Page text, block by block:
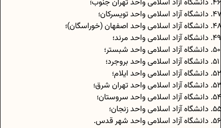
دانشگاه آزاد اسلامی واحد تهران جنوب؛
دانشگاه آزاد اسلامی واحد تویسرکان؛
دانشگاه آزاد اسلامی واحد اصفهان (خوراسگان)؛
دانشگاه آزاد اسلامی واحد مرند؛
دانشگاه آزاد اسلامی واحد شبستر؛
دانشگاه آزاد اسلامی واحد بروجرد؛
دانشگاه آزاد اسلامی واحد ایلام؛
دانشگاه آزاد اسلامی واحد تهران شرق؛
دانشگاه آزاد اسلامی واحد سروستان؛
دانشگاه آزاد اسلامی واحد زنجان؛
دانشگاه آزاد اسلامی واحد شهر قدس.